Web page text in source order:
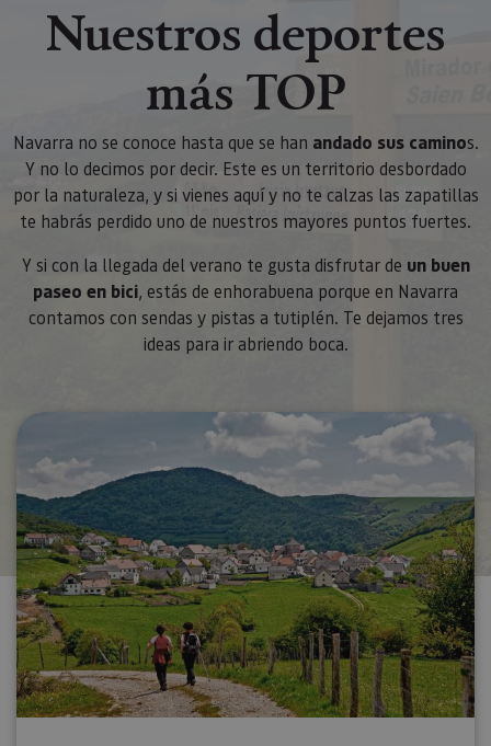
Nuestros deportes
más TOP
Navarra no se conoce hasta que se han andado sus caminos.
Y no lo decimos por decir. Este es un territorio desbordado
por la naturaleza, y si vienes aquí y no te calzas las zapatillas
te habrás perdido uno de nuestros mayores puntos fuertes.
Y si con la llegada del verano te gusta disfrutar de un buen
paseo en bici, estás de enhorabuena porque en Navarra
contamos con sendas y pistas a tutiplén. Te dejamos tres
ideas para ir abriendo boca.